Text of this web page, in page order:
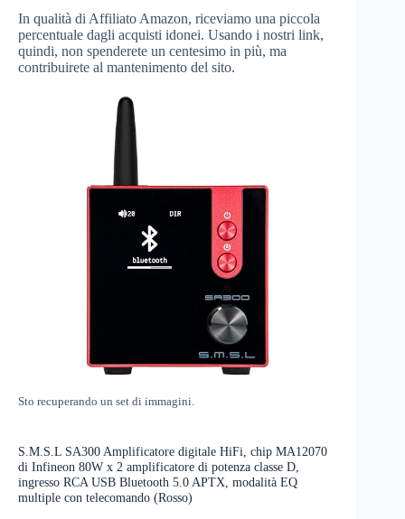
In qualità di Affiliato Amazon, riceviamo una piccola
percentuale dagli acquisti idonei. Usando i nostri link,
quindi, non spenderete un centesimo in più, ma
contribuirete al mantenimento del sito.
Sto recuperando un set di immagini.
S.M.S.L SA300 Amplificatore digitale HiFi, chip MA12070
di Infineon 80W x 2 amplificatore di potenza classe D,
ingresso RCA USB Bluetooth 5.0 APTX, modalità EQ
multiple con telecomando (Rosso)